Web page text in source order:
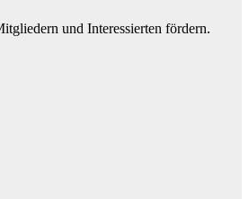
und Interessierten fördern.